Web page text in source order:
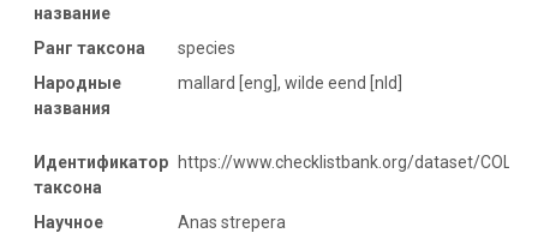
название
Ранг таксона
species
Народные
названия
mallard [eng], wilde eend [nld]
Идентификатор
таксона
https://www.checklistbank.org/dataset/
Научное
Anas strepera